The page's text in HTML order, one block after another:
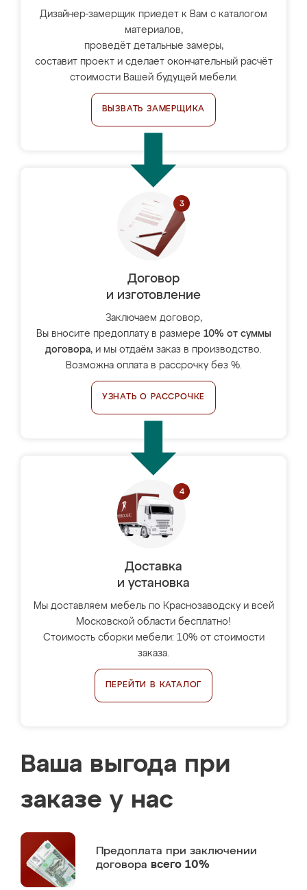
Дизайнер-замерщик приедет к Вам с каталогом
материалов,
проведёт детальные замеры,
составит проект и сделает окончательный расчёт
стоимости Вашей будущей мебели.
ВЫЗВАТЬ ЗАМЕРЩИКА
Договор
и изготовление
Заключаем договор,
Вы вносите предоплату в размере 10% от суммы
договора, и мы отдаём заказ в производство.
Возможна оплата в рассрочку без %.
УЗНАТЬ О РАССРОЧКЕ
Доставка
и установка
Мы доставляем мебель по Краснозаводску и всей
Московской области бесплатно!
Стоимость сборки мебели: 10% от стоимости
заказа.
ПЕРЕЙТИ В КАТАЛОГ
Ваша выгода при
заказе у нас
Предоплата при заключении
договора всего 10%